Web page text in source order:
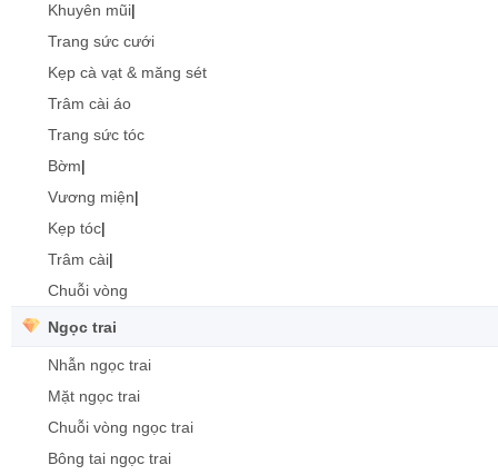
Khuyên mũi|
Trang sức cưới
Kẹp cà vạt & măng sét
Trâm cài áo
Trang sức tóc
Bờm|
Vương miện|
Kẹp tóc|
Trâm cài|
Chuỗi vòng
Ngọc trai
Nhẫn ngọc trai
Mặt ngọc trai
Chuỗi vòng ngọc trai
Bông tai ngọc trai